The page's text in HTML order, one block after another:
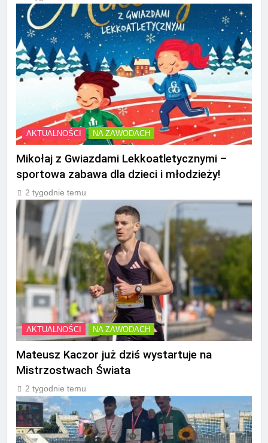
AKTUALNOŚCI NA ZAWODACH
Mikołaj z Gwiazdami Lekkoatletycznymi –
sportowa zabawa dla dzieci i młodzieży!
2 tygodnie temu
AKTUALNOŚCI NA ZAWODACH
Mateusz Kaczor już dziś wystartuje na
Mistrzostwach Świata
2 tygodnie temu